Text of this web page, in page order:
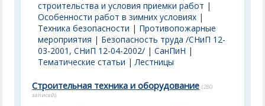
строительства и условия приемки работ |
Особенности работ в зимних условиях |
Техника безопасности | Противопожарные
мероприятия | Безопасность труда /СНиП 12-
03-2001, СНиП 12-04-2002/ |СанПиН |
Тематические статьи |Лестницы
Строительная техника и оборудование (280
записей)